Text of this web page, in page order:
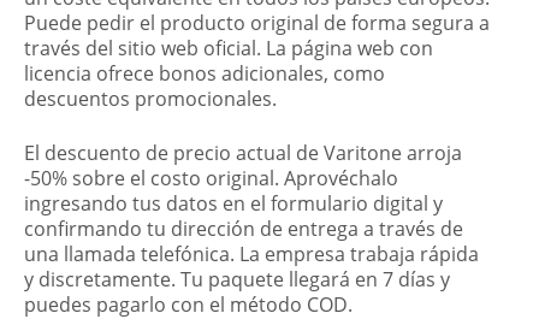
Puede pedir el producto original de forma segura a
través del sitio web oficial. La página web con
licencia ofrece bonos adicionales, como
descuentos promocionales.
El descuento de precio actual de Varitone arroja
-50% sobre el costo original. Aprovéchalo
ingresando tus datos en el formulario digital y
confirmando tu dirección de entrega a través de
una llamada telefónica. La empresa trabaja rápida
y discretamente. Tu paquete llegará en 7 días y
puedes pagarlo con el método COD.